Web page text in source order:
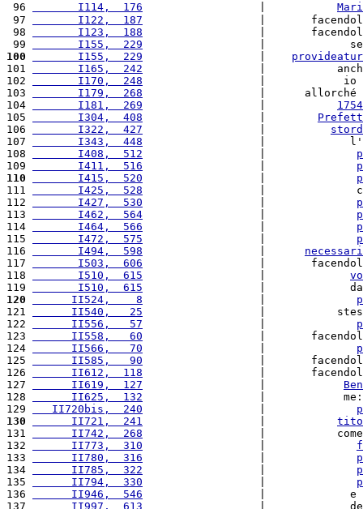
96
       I114,  176
97
       I122,  187
|
98
       I123,  188
|
99
       I155,  229
|
100
       I155,  229
provideatur
101
       I165,  242
|
102
       I170,  248
|
103
       I179,  268
|
104
       I181,  269
1754
105
       I304,  408
106
       I322,  427
107
       I343,  448
                  |             l'
108
       I408,  512
109
       I411,  516
110
       I415,  520
111
       I425,  528
|
112
       I427,  530
113
       I462,  564
114
       I464,  566
115
       I472,  575
116
       I494,  598
117
       I503,  606
|
118
       I510,  615
119
       I510,  615
|
120
      II524,    8
121
      II540,   25
|
122
      II556,   57
123
      II558,   60
|
124
      II566,   70
125
      II585,   90
|
126
      II612,  118
|
127
      II619,  127
128
      II625,  132
|
129
   II720bis,  240
130
      II721,  241
131
      II742,  268
|
132
      II773,  310
133
      II780,  316
134
      II785,  322
135
      II794,  330
136
      II946,  546
|
137
      II997,  613
|